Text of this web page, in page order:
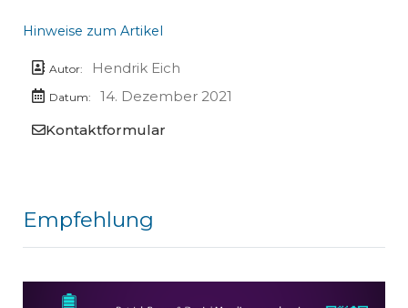
Hinweise zum Artikel
Autor: Hendrik Eich
Datum:
14. Dezember 2021
Kontaktformular
Empfehlung